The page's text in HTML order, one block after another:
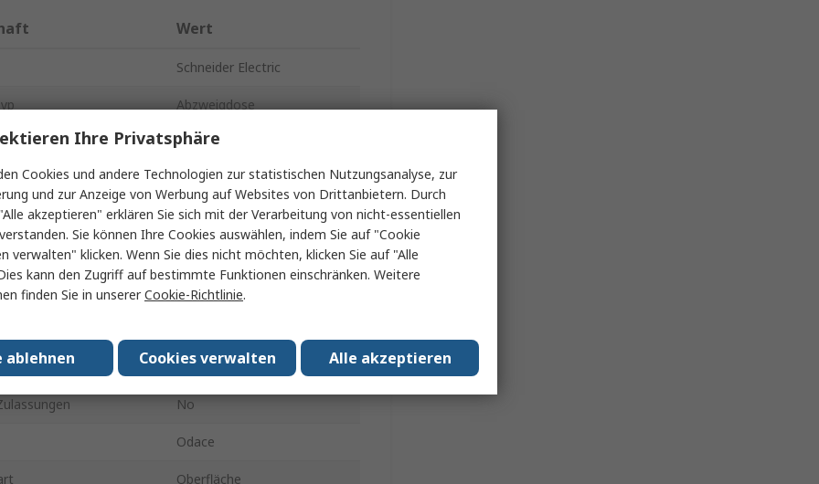
Wert
Schneider Electric
Abzweigdose
Ausbrüche 1
40mm
Thermoplast
Odace
213mm
Finish Glänzend
No
Odace
Oberfläche
Ihre Privatsphäre
Cookies und andere Technologien zur statistischen Nutzungsanalyse, zur
und zur Anzeige von Werbung auf Websites von Drittanbietern. Durch
akzeptieren" erklären Sie sich mit der Verarbeitung von nicht-essentiellen
Sie können Ihre Cookies auswählen, indem Sie auf "Cookie
verwalten" klicken. Wenn Sie dies nicht möchten, klicken Sie auf "Alle
kann den Zugriff auf bestimmte Funktionen einschränken. Weitere
finden Sie in unsererCookie-Richtlinie.
Alle akzeptieren
Cookies verwalten
ablehnen